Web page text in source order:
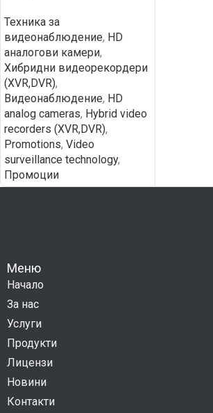
Техника за
видеонаблюдение, HD
aналогови камери,
Хибридни видеорекордери
(XVR,DVR),
Видеонаблюдение, HD
analog cameras, Hybrid video
recorders (XVR,DVR),
Promotions, Video
surveillance technology,
Промоции
Меню
Начало
За нас
Услуги
Продукти
Лицензи
Новини
Контакти